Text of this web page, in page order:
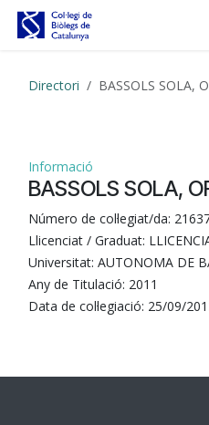
Skip to Content
Directori BASSOLS SOLA,
Informació
BASSOLS SOLA,
Número de col·legiat/da:
Llicenciat / Graduat:
Universitat: AUTONOMA DE
Any de Titulació: 2011
Data de col·legiació: 25/09/